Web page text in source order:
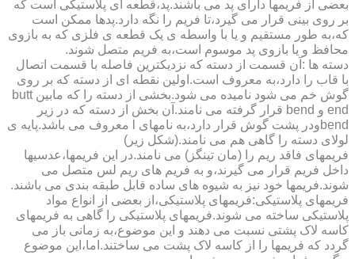
بعضی از فریمها دارای پد می باشند.پد،قطعه ای پلاستیکی است که
بر روی بینی قرار می گیرد،تا فریم را نگه دارد.پدها ممکن است
که،به طور مستقیم و یا با واسطه ی یک قطعه ی فلزی که به بازوی
محافظ و یا بازوی پد موسوم است،به فریم متصل شوند.
دسته ها :آن قسمت از دسته که نزدیکترین فاصله با قسمت اتصال
با قاب را دارد،به معروف است.اولین نقطه ای از دسته که بر روی
گوش خم می شود نامیده می شود.بخشی از دسته را که مابین butt
end و bend قرار گرفته می نامند.آن بخش از دسته که در زیر
bendودر پشت گوش قرار دارد،به نامهای l معروف می باشد.پایه ی
لولای دسته را گاهی هم می نامند.(شکل زیر)
فریمهای فاقد ریم را (مان تینگز) می نامند.در این فریمها،عدسیها
داخل فریم قرار می گیرند،و به فریم های ریم لس متصل می
شوند.فریمها خود نیز به شیوه های ساده قابل طبقه بندی می باشند.
فریمهای پلاستیکی:فریمهای پلاستیکی،از بعضی از انواع مواد
پلاستیکی ساخته می شوند.فریمهای پلاستیکی را گاهی به فریمهای
کاسه لاک پشتی نسبت می دهند و این موضوع،به زمانی باز می
گردد که فریمها را از کاسه لاک پشت می ساختند.اما،این موضوع